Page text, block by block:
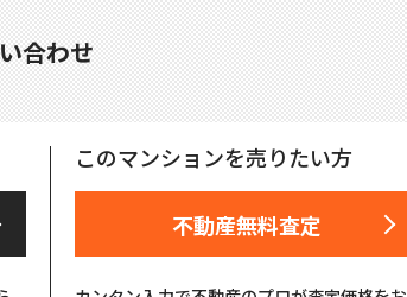
合わせ
このマンションを売りたい方
不動産無料査定